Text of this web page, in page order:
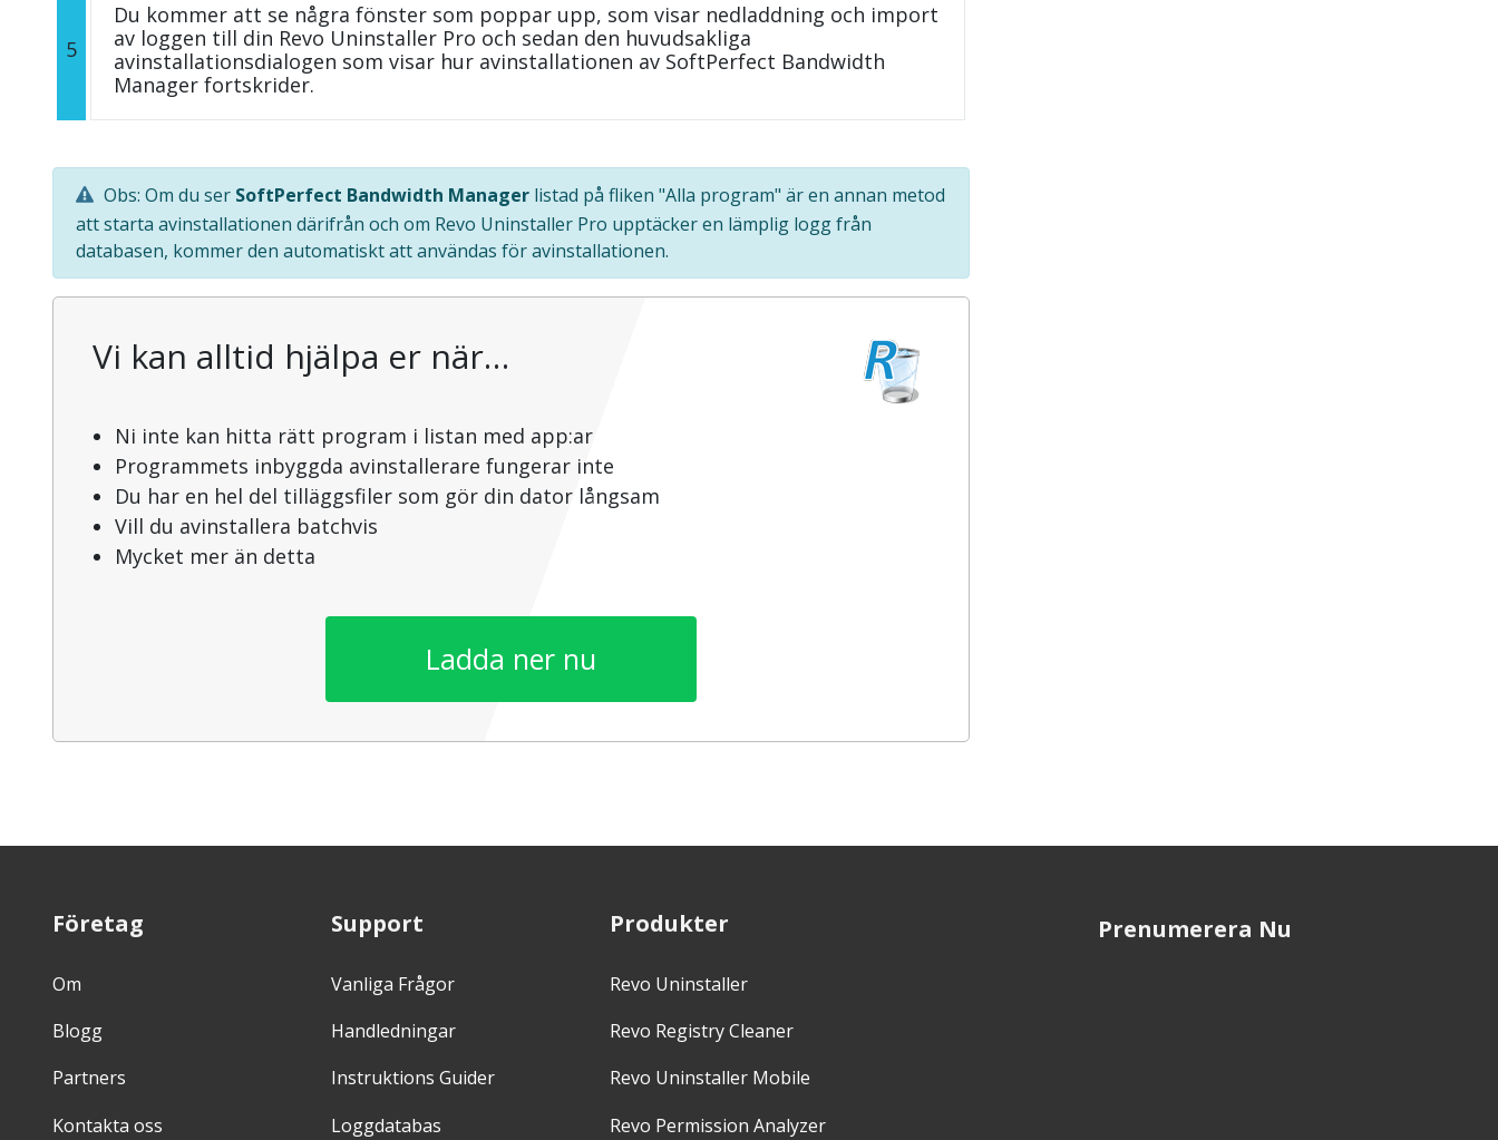
5
Du kommer att se några fönster som poppar upp, som visar nedladdning och import
av loggen till din Revo Uninstaller Pro och sedan den huvudsakliga
avinstallationsdialogen som visar hur avinstallationen av SoftPerfect Bandwidth
Manager fortskrider.
Obs: Om du ser SoftPerfect Bandwidth Manager listad på fliken "Alla program" är en annan metod
att starta avinstallationen därifrån och om Revo Uninstaller Pro upptäcker en lämplig logg från
databasen, kommer den automatiskt att användas för avinstallationen.
Vi kan alltid hjälpa er när…
Ni inte kan hitta rätt program i listan med app:ar
Programmets inbyggda avinstallerare fungerar inte
Du har en hel del tilläggsfiler som gör din dator långsam
Vill du avinstallera batchvis
Mycket mer än detta
Ladda ner nu
Företag
Om
Blogg
Partners
Kontakta oss
Support
Vanliga Frågor
Handledningar
Instruktions Guider
Loggdatabas
Produkter
Revo Uninstaller
Revo Registry Cleaner
Revo Uninstaller Mobile
Revo Permission Analyzer
Prenumerera Nu